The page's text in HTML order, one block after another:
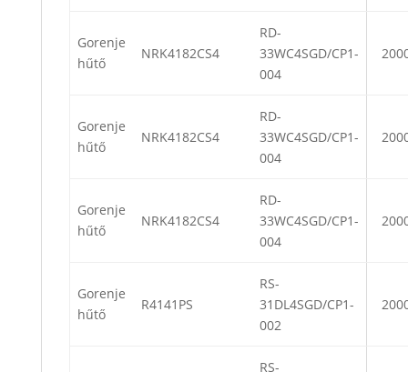
Gorenje
hűtő
NRK4182CS4
RD-
33WC4SGD/CP1-
004
Gorenje
hűtő
NRK4182CS4
RD-
33WC4SGD/CP1-
004
Gorenje
hűtő
NRK4182CS4
RD-
33WC4SGD/CP1-
004
Gorenje
hűtő
R4141PS
RS-
31DL4SGD/CP1-
002
RS-